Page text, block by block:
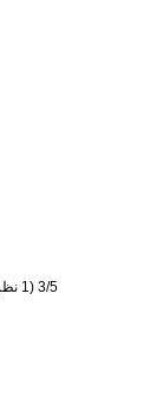
3/5 (1 نظر)